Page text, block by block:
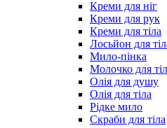
Креми для ніг
Креми для рук
Креми для тіла
Лосьйон для
Мило-пінка
Молочко для
Олія для душу
Олія для тіла
Рідке мило
Скраби для тіла